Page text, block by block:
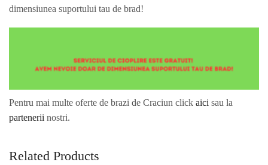
dimensiunea suportului tau de brad!
Pentru mai multe oferte de brazi de Craciun click aici sau la
partenerii nostri.
Related Products